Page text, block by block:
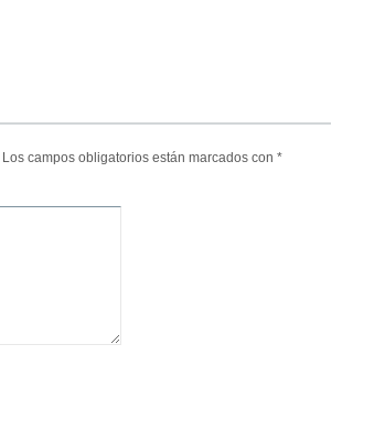
Los campos obligatorios están marcados con *